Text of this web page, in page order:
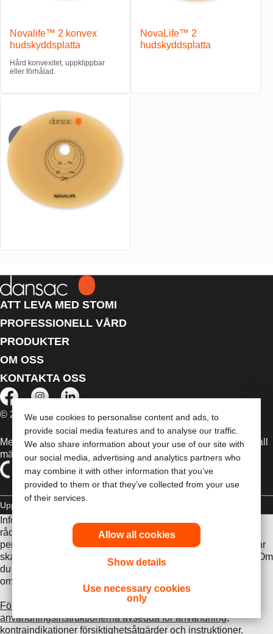
We use cookies to personalise content and ads, to
provide social media features and to analyse our traffic.
We also share information about your use of our site with
our social media, advertising and analytics partners who
may combine it with other information that you’ve
provided to them or that they’ve collected from your use
of their services.
Allow all cookies
Show details
Use necessary cookies
only
Novalife™ 2 konvex
hudskyddsplatta
Hård konvexitet, uppklippbar
eller förhålad.
NovaLife™ 2
hudskyddsplatta
ATT LEVA MED STOMI
PROFESSIONELL VÅRD
PRODUKTER
OM OSS
KONTAKTA OSS
© 2026 Dansac A/S. Med ensamrätt.
Medicintekniska enheter som säljs i EU är i förekommande fall
märkta med någon av följande symboler
Upphovsrätt
Informationen som finns här är inte avsedd som medicinsk
rådgivning och är inte en ersättning för de råd du får av din
personliga läkare eller annan vårdpersonal. Informationen här
ska inte användas som hjälp i akuta medicinska situationer. Om
du är i en akut medicinsk situation ska du personligen
omedelbart söka medicinsk behandling.
Före användning var noga med att läsa
användningsinstruktionerna avsedda för användning,
kontraindikationer försiktighetsåtgärder och instruktioner.